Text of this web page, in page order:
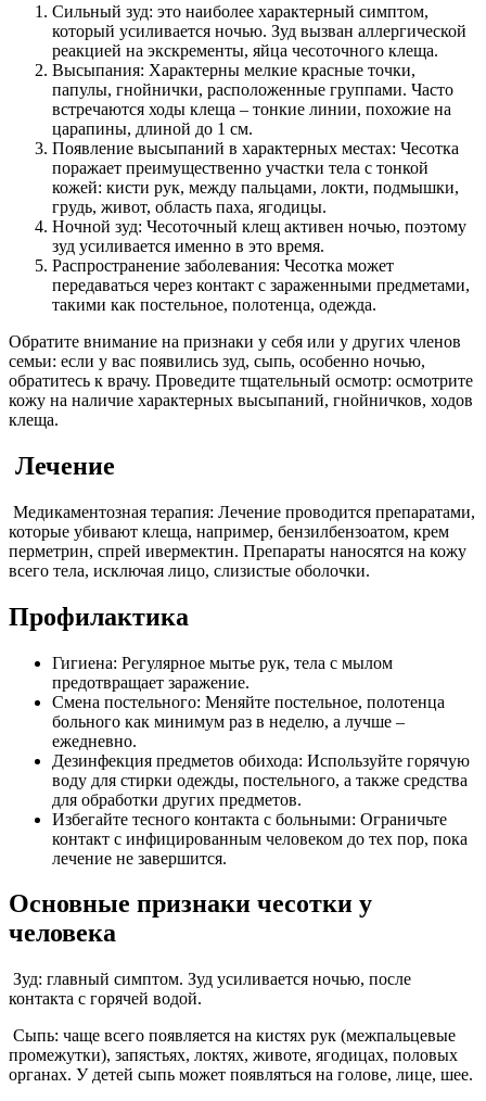
Сильный зуд: это наиболее характерный симптом,
который усиливается ночью. Зуд вызван аллергической
реакцией на экскременты, яйца чесоточного клеща.
Высыпания: Характерны мелкие красные точки,
папулы, гнойнички, расположенные группами. Часто
встречаются ходы клеща – тонкие линии, похожие на
царапины, длиной до 1 см.
Появление высыпаний в характерных местах: Чесотка
поражает преимущественно участки тела с тонкой
кожей: кисти рук, между пальцами, локти, подмышки,
грудь, живот, область паха, ягодицы.
Ночной зуд: Чесоточный клещ активен ночью, поэтому
зуд усиливается именно в это время.
Распространение заболевания: Чесотка может
передаваться через контакт с зараженными предметами,
такими как постельное, полотенца, одежда.
Обратите внимание на признаки у себя или у других членов
семьи: если у вас появились зуд, сыпь, особенно ночью,
обратитесь к врачу. Проведите тщательный осмотр: осмотрите
кожу на наличие характерных высыпаний, гнойничков, ходов
клеща.
Лечение
Медикаментозная терапия: Лечение проводится препаратами,
которые убивают клеща, например, бензилбензоатом, крем
перметрин, спрей ивермектин. Препараты наносятся на кожу
всего тела, исключая лицо, слизистые оболочки.
Профилактика
Гигиена: Регулярное мытье рук, тела с мылом
предотвращает заражение.
Смена постельного: Меняйте постельное, полотенца
больного как минимум раз в неделю, а лучше –
ежедневно.
Дезинфекция предметов обихода: Используйте горячую
воду для стирки одежды, постельного, а также средства
для обработки других предметов.
Избегайте тесного контакта с больными: Ограничьте
контакт с инфицированным человеком до тех пор, пока
лечение не завершится.
Основные признаки чесотки у
человека
Зуд: главный симптом. Зуд усиливается ночью, после
контакта с горячей водой.
Сыпь: чаще всего появляется на кистях рук (межпальцевые
промежутки), запястьях, локтях, животе, ягодицах, половых
органах. У детей сыпь может появляться на голове, лице, шее.